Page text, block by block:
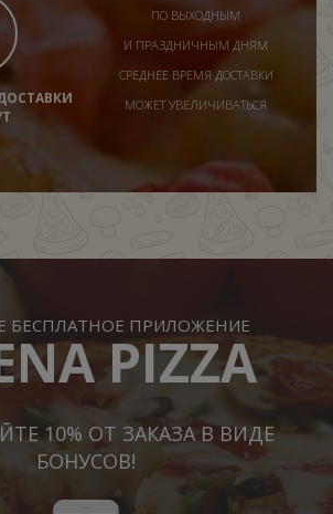
ПО ВЫХОДНЫМ
И ПРАЗДНИЧНЫМ ДНЯМ
СРЕДНЕЕ ВРЕМЯ ДОСТАВКИ
МОЖЕТ УВЕЛИЧИВАТЬСЯ
БЕСПЛАТНОЕ ПРИЛОЖЕНИЕ
PIZZA
10% ОТ ЗАКАЗА В ВИДЕ
БОНУСОВ!